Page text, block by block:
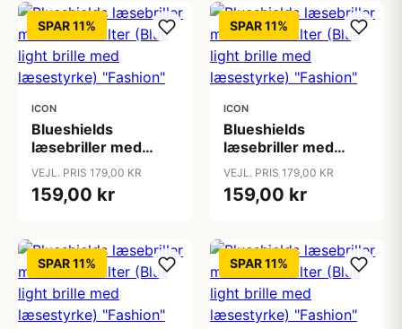
SPAR 11%
ICON
Blueshields
læsebriller med
skærmfilter (Blue
light brille med
læsestyrke)
VEJL. PRIS 179,00 KR
159,00 kr
SPAR 11%
ICON
Blueshields
læsebriller med
skærmfilter (Blue
light brille med
læsestyrke)
VEJL. PRIS 179,00 KR
159,00 kr
SPAR 11% SPAR 11%